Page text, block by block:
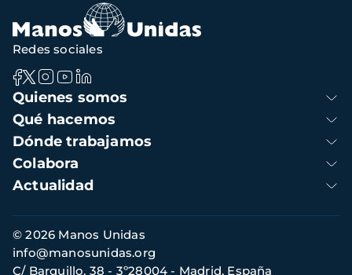
Navegación
principal
Quienes somos
Qué hacemos
Dónde trabajamos
Colabora
Actualidad
Redes sociales
Información
de
contacto
© 2026 Manos Unidas
C/ Barquillo, 38 - 3º28004 - Madrid, España
info@manosunidas.org